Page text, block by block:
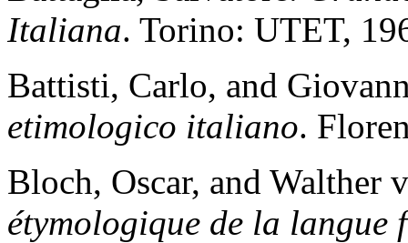
Italiana. Torino: UTET,
Battisti, Carlo, and
etimologico italiano.
Bloch, Oscar, and Walther
étymologique de la langue